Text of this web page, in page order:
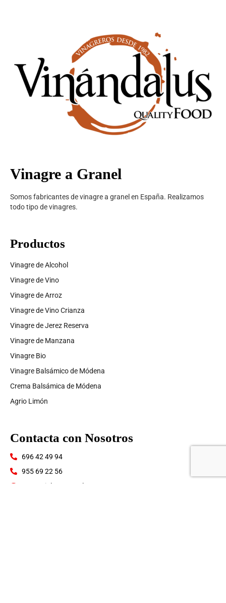
Vinagre a Granel
Somos fabricantes de vinagre a granel en España. Realizamos
todo tipo de vinagres.
Productos
Vinagre de Alcohol
Vinagre de Vino
Vinagre de Arroz
Vinagre de Vino Crianza
Vinagre de Jerez Reserva
Vinagre de Manzana
Vinagre Bio
Vinagre Balsámico de Módena
Crema Balsámica de Módena
Agrio Limón
Contacta con Nosotros
696 42 49 94
955 69 22 56
comercial@proartal.com